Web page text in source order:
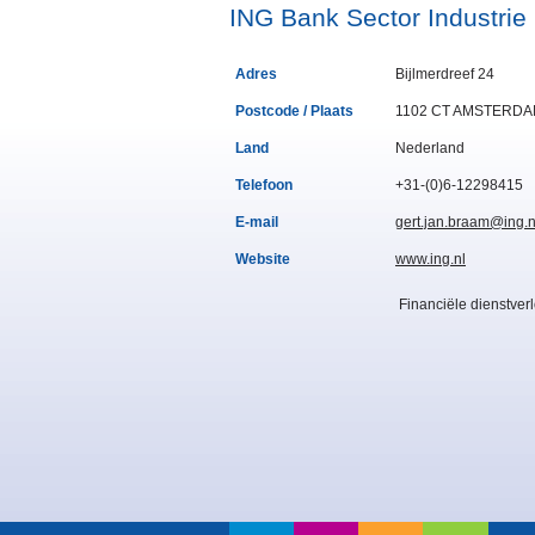
ING Bank Sector Industrie
Adres Bijlmerdreef 24
Postcode / Plaats 1102 CT
Land Nederland
Telefoon +31-(0)6-12298415
E-mail gert.jan.braam@ing.nl
Website www.ing.nl
Financiële